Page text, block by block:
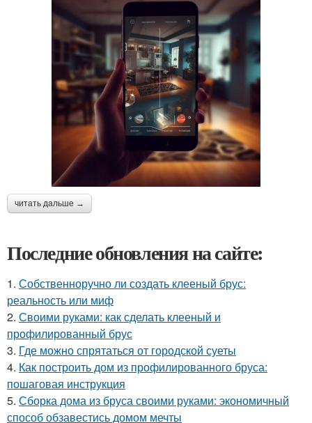
читать дальше →
Последние обновления на сайте:
1. Собственноручно ли создать клееный брус:
реальность или миф
2. Своими руками: как сделать клееный и
профилированный брус
3. Где можно спрятаться от городской суеты
4. Как построить дом из профилированного бруса:
пошаговая инструкция
5. Сборка дома из бруса своими руками: экономичный
способ обзавестись домом мечты